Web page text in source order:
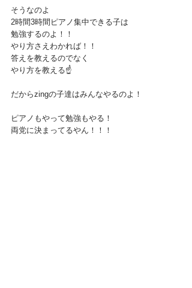
そうなのよ
2時間3時間ピアノ集中できる子は
勉強するのよ！！
やり方さえわかれば！！
答えを教えるのでなく
やり方を教える☝️
だからzingの子達はみんなやるのよ！
ピアノもやって勉強もやる！
両党に決まってるやん！！！